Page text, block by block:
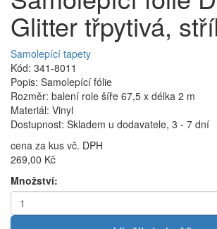
Glitter třpytivá,
Samolepící tapety
Kód: 341-8011
Popis: Samolepící fólie
Rozměr: balení role šíře 67,5 x délka 2 m
Materiál: Vinyl
Dostupnost: Skladem u dodavatele, 3 - 7 dní
cena za kus vč. DPH
269,00 Kč
Množství: